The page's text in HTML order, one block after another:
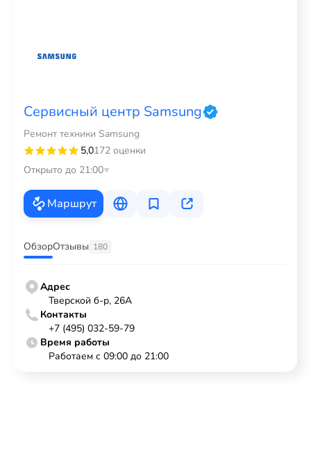
Сервисный центр Samsung
Ремонт техники Samsung
5,0172 оценки
Открыто до 21:00
Маршрут
ОбзорОтзывы 180
Адрес
Тверской б-р, 26А
Контакты
+7 (495) 032-59-79
Время работы
Работаем с 09:00 до 21:00